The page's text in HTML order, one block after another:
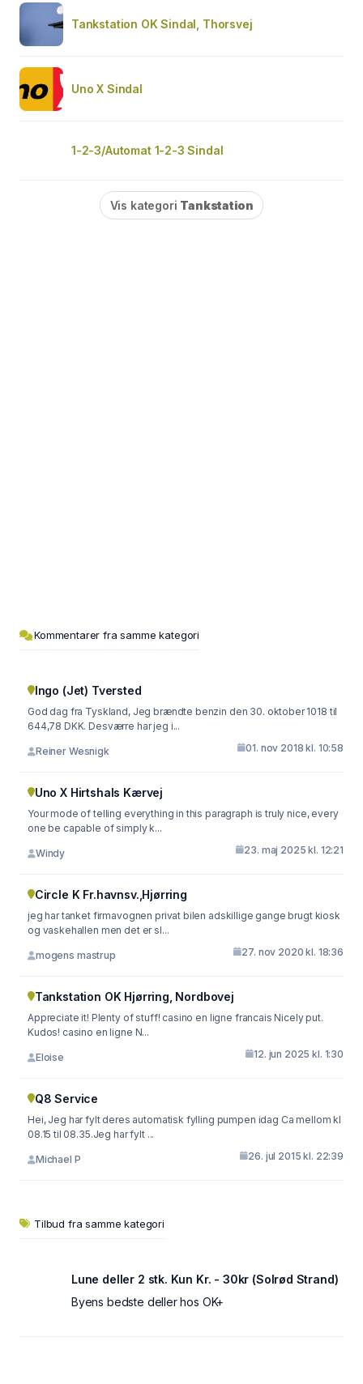
Tankstation OK Sindal, Thorsvej
Uno X Sindal
1-2-3/Automat 1-2-3 Sindal
Vis kategori Tankstation
Kommentarer fra samme kategori
Ingo (Jet) Tversted
God dag fra Tyskland, Jeg brændte benzin den 30. oktober 1018 til
644,78 DKK. Desværre har jeg i...
Reiner Wesnigk 01. nov 2018 kl. 10:58
Uno X Hirtshals Kærvej
Your mode of telling everything in this paragraph is truly nice, every
one be capable of simply k...
Windy 23. maj 2025 kl. 12:21
Circle K Fr.havnsv.,Hjørring
jeg har tanket firmavognen privat bilen adskillige gange brugt kiosk
og vaskehallen men det er sl...
mogens mastrup 27. nov 2020 kl. 18:36
Tankstation OK Hjørring, Nordbovej
Appreciate it! Plenty of stuff! casino en ligne francais Nicely put.
Kudos! casino en ligne N...
Eloise 12. jun 2025 kl. 1:30
Q8 Service
Hei, Jeg har fylt deres automatisk fylling pumpen idag Ca mellom kl
08.15 til 08.35.Jeg har fylt ...
Michael P 26. jul 2015 kl. 22:39
Tilbud fra samme kategori
Lune deller 2 stk. Kun Kr. - 30kr (Solrød Strand)
Byens bedste deller hos OK+